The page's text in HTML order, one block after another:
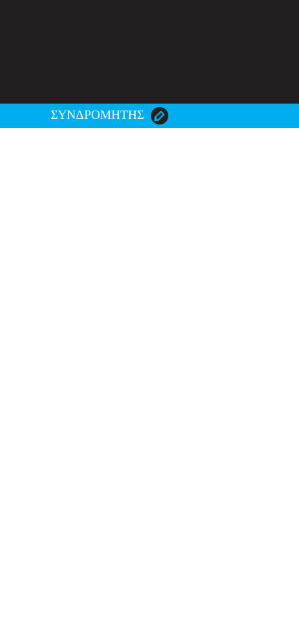
ΣΥΝΔΡΟΜΗΤΗΣ